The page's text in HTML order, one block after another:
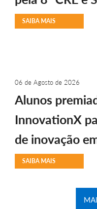
SAIBA MAIS
06 de Agosto de 2026
Alunos
InnovationX
de inovação
SAIBA MAIS